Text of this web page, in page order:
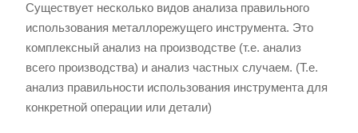
Существует несколько видов анализа правильного
использования металлорежущего инструмента. Это
комплексный анализ на производстве (т.е. анализ
всего производства) и анализ частных случаем. (Т.е.
анализ правильности использования инструмента для
конкретной операции или детали)